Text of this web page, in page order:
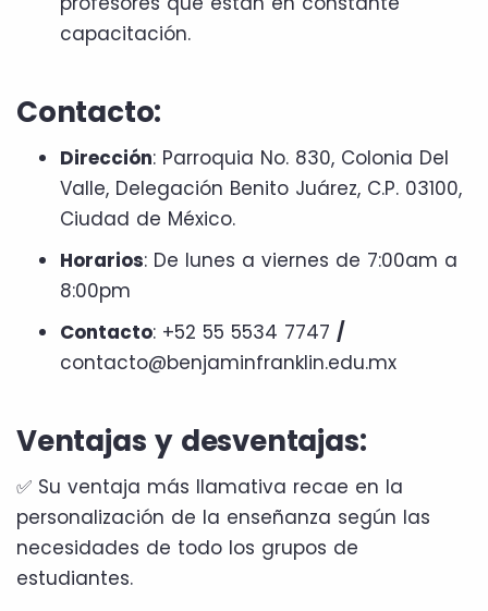
capacitación.
Contacto:
Dirección: Parroquia No. 830, Colonia Del
Valle, Delegación Benito Juárez, C.P. 03100,
Ciudad de México.
Horarios: De lunes a viernes de 7:00am a
8:00pm
Contacto: +52 55 5534 7747 /
contacto@benjaminfranklin.edu.mx
Ventajas y desventajas:
✅ Su ventaja más llamativa recae en la
personalización de la enseñanza según las
necesidades de todo los grupos de
estudiantes.